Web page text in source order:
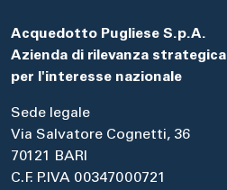
Acquedotto Pugliese S.p.A.
Azienda di rilevanza strategica
per l'interesse nazionale
Sede legale
Via Salvatore Cognetti, 36
70121 BARI
C.F. P.IVA 00347000721